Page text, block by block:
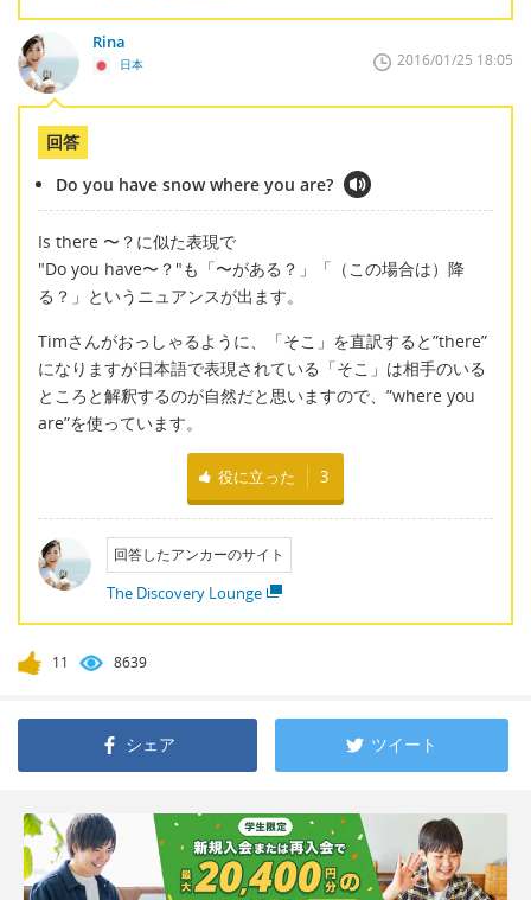
Rina
日本 2016/01/25 18:05
回答
Do you have snow where you are?
Is there 〜？に似た表現で
"Do you have〜？"も「〜がある？」「（この場合は）降
る？」というニュアンスが出ます。
Timさんがおっしゃるように、「そこ」を直訳すると”there”
になりますが日本語で表現されている「そこ」は相手のいる
ところと解釈するのが自然だと思いますので、”where you
are”を使っています。
役に立った 3
回答したアンカーのサイト
The Discovery Lounge
11 8639
シェア ツイート